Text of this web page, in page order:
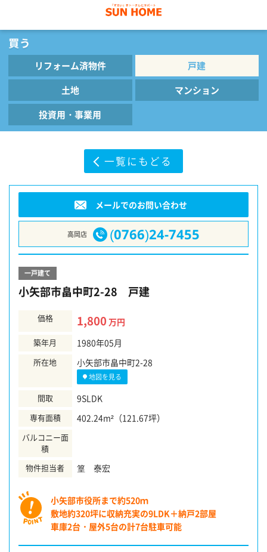
リフォーム済物件
戸建
土地
マンション
投資用・事業用
一覧にもどる
一戸建て
小矢部市畠中町2-28 戸建
価格 1,800 万円
築年月 1980年05月
所在地 小矢部市畠中町2-28
地図を見る
間取 9SLDK
専有面積 402.24m²（121.67坪）
バルコニー面
積
物件担当者
篁 泰宏
小矢部市役所まで約520ｍ
敷地約320坪に収納充実の9LDK＋納戸2部屋
車庫2台・屋外5台の計7台駐車可能
メールでのお問い合わせ
高岡店 (0766)24-7455